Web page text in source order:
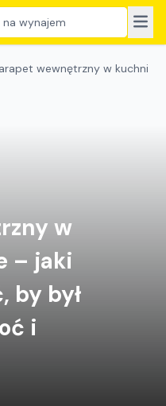
wynajem
wewnętrzny w kuchni i
w
– jaki
by był
i